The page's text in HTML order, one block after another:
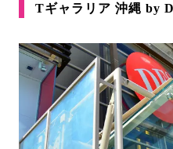
Tギャラリア 沖縄 by